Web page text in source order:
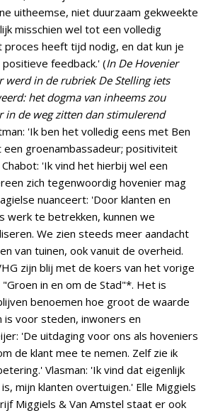
uitheemse, niet duurzaam gekweekte
misschien wel tot een volledig
proces heeft tijd nodig, en dat kun je
feedback.' (In De Hovenier
werd in de rubriek De Stelling iets
het dogma van inheems zou
in de weg zitten dan stimulerend
'Ik ben het volledig eens met Ben
een groenambassadeur; positiviteit
'Ik vind het hierbij wel een
zich tegenwoordig hovenier mag
nuanceert: 'Door klanten en
werk te betrekken, kunnen we
We zien steeds meer aandacht
van tuinen, ook vanuit de overheid.
zijn blij met de koers van het vorige
in en om de Stad"*. Het is
benoemen hoe groot de waarde
is voor steden, inwoners en
'De uitdaging voor ons als hoveniers
de klant mee te nemen. Zelf zie ik
Vlasman: 'Ik vind dat eigenlijk
mijn klanten overtuigen.' Elle Miggiels
Miggiels & Van Amstel staat er ook